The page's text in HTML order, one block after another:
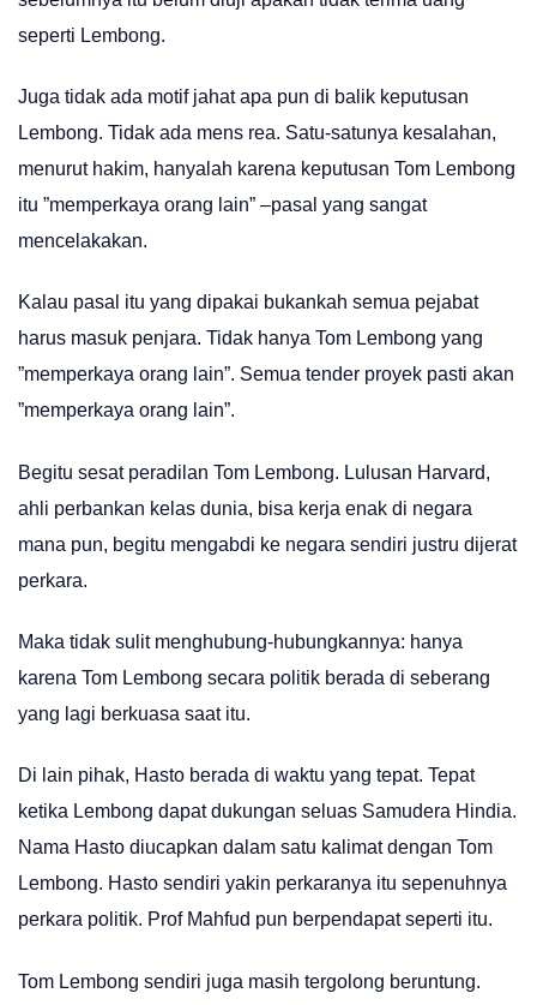
seperti Lembong.
Juga tidak ada motif jahat apa pun di balik keputusan
Lembong. Tidak ada mens rea. Satu-satunya kesalahan,
menurut hakim, hanyalah karena keputusan Tom Lembong
itu ”memperkaya orang lain” –pasal yang sangat
mencelakakan.
Kalau pasal itu yang dipakai bukankah semua pejabat
harus masuk penjara. Tidak hanya Tom Lembong yang
”memperkaya orang lain”. Semua tender proyek pasti akan
”memperkaya orang lain”.
Begitu sesat peradilan Tom Lembong. Lulusan Harvard,
ahli perbankan kelas dunia, bisa kerja enak di negara
mana pun, begitu mengabdi ke negara sendiri justru dijerat
perkara.
Maka tidak sulit menghubung-hubungkannya: hanya
karena Tom Lembong secara politik berada di seberang
yang lagi berkuasa saat itu.
Di lain pihak, Hasto berada di waktu yang tepat. Tepat
ketika Lembong dapat dukungan seluas Samudera Hindia.
Nama Hasto diucapkan dalam satu kalimat dengan Tom
Lembong. Hasto sendiri yakin perkaranya itu sepenuhnya
perkara politik. Prof Mahfud pun berpendapat seperti itu.
Tom Lembong sendiri juga masih tergolong beruntung.